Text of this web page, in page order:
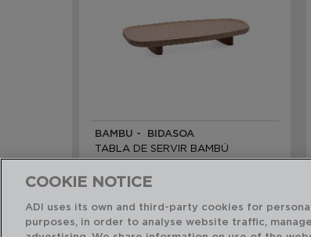
BAMBU - BIDASOA
TABLA DE SERVIR BAMBÚ
35X15,5X4,8CM
COOKIE NOTICE
ADI uses its own and third-party cookies for
purposes, in order to analyse website traffic,